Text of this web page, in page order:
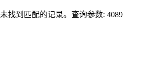
未找到匹配的记录。查询参数: 4089